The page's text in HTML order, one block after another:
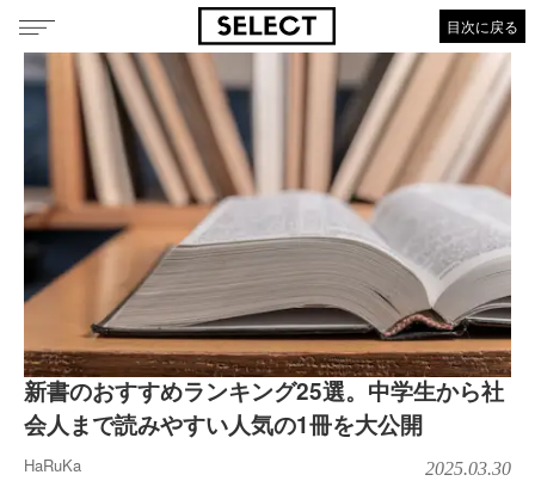
目次に戻る
新書のおすすめランキング25選。中学生から社
会人まで読みやすい人気の1冊を大公開
HaRuKa 2025.03.30